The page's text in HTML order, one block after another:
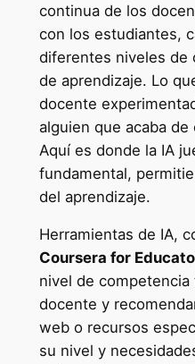
continua de los
con los estudiantes,
diferentes niveles de
de aprendizaje. Lo
docente
alguien que acaba
Aquí es donde la IA
fundamental,
del aprendizaje.
Herramientas de IA,
Coursera for
nivel de
docente y
web o recursos
su nivel y